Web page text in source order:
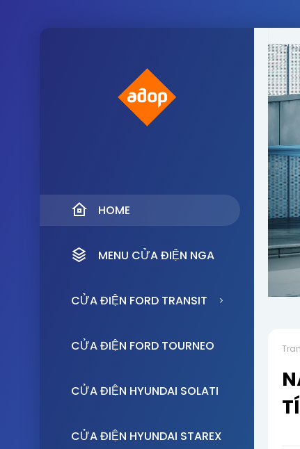
HOME
MENU CỬA ĐIỆN NGA
CỬA ĐIỆN FORD TRANSIT
CỬA ĐIỆN FORD TOURNEO
CỬA ĐIỆN HYUNDAI SOLATI
CỬA ĐIỆN HYUNDAI STAREX